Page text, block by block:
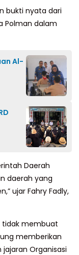
bukti nyata dari
Polman dalam
Al-
Daerah
daerah yang
ujar Fahry Fadly,
tidak membuat
memberikan
Organisasi